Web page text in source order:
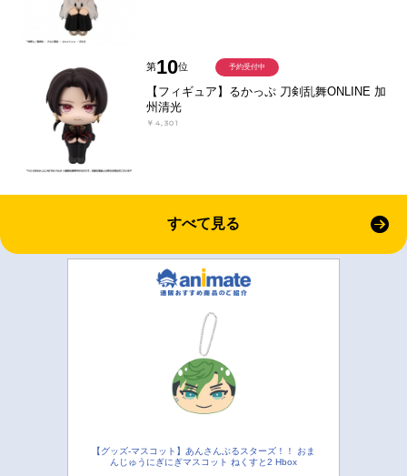
第10位
【フィギュア】るかっぷ 刀剣乱舞ONLINE 加
州清光
￥4,301
予約受付中
すべて見る
【グッズ-マスコット】あんさんぶるスターズ！！ おま
んじゅうにぎにぎマスコット ねくすと2 Hbox